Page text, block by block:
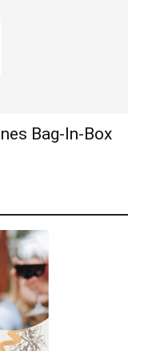
Bag-In-Box